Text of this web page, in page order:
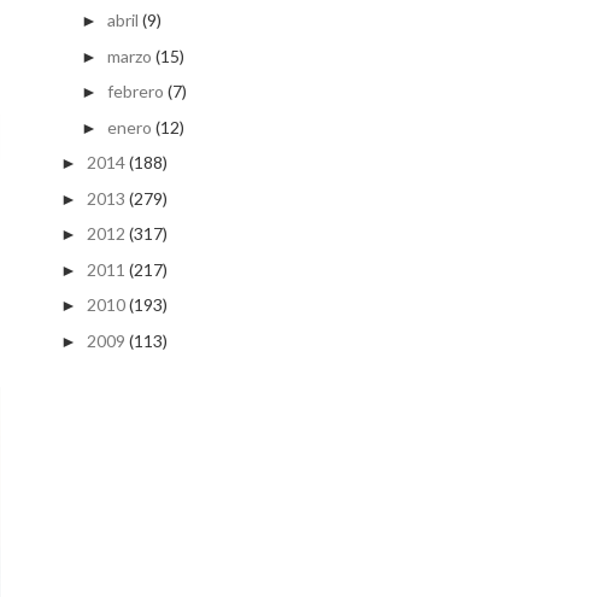
► abril (9)
► marzo (15)
► febrero (7)
► enero (12)
► 2014(188)
► 2013 (279)
► 2012 (317)
► 2011 (217)
► 2010(193)
► 2009 (113)